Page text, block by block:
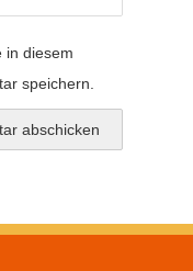
in diesem
speichern.